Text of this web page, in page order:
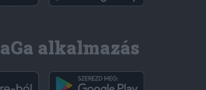
alkalmazás